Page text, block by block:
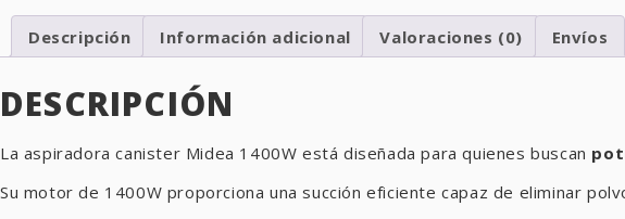
Descripción Información adicional Valoraciones (0) Envíos
DESCRIPCIÓN
La aspiradora canister Midea 1400W está diseñada para quienes buscan
Su motor de 1400W proporciona una succión eficiente capaz de eliminar